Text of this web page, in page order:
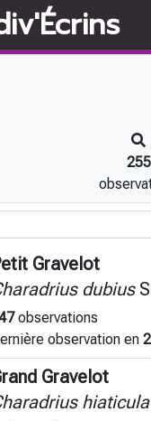
255
Gravelot
dubius
observations
observation en
Gravelot
hiaticula